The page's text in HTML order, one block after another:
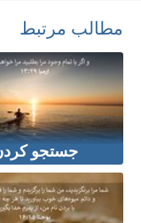
مطالب مرتبط
جستجو